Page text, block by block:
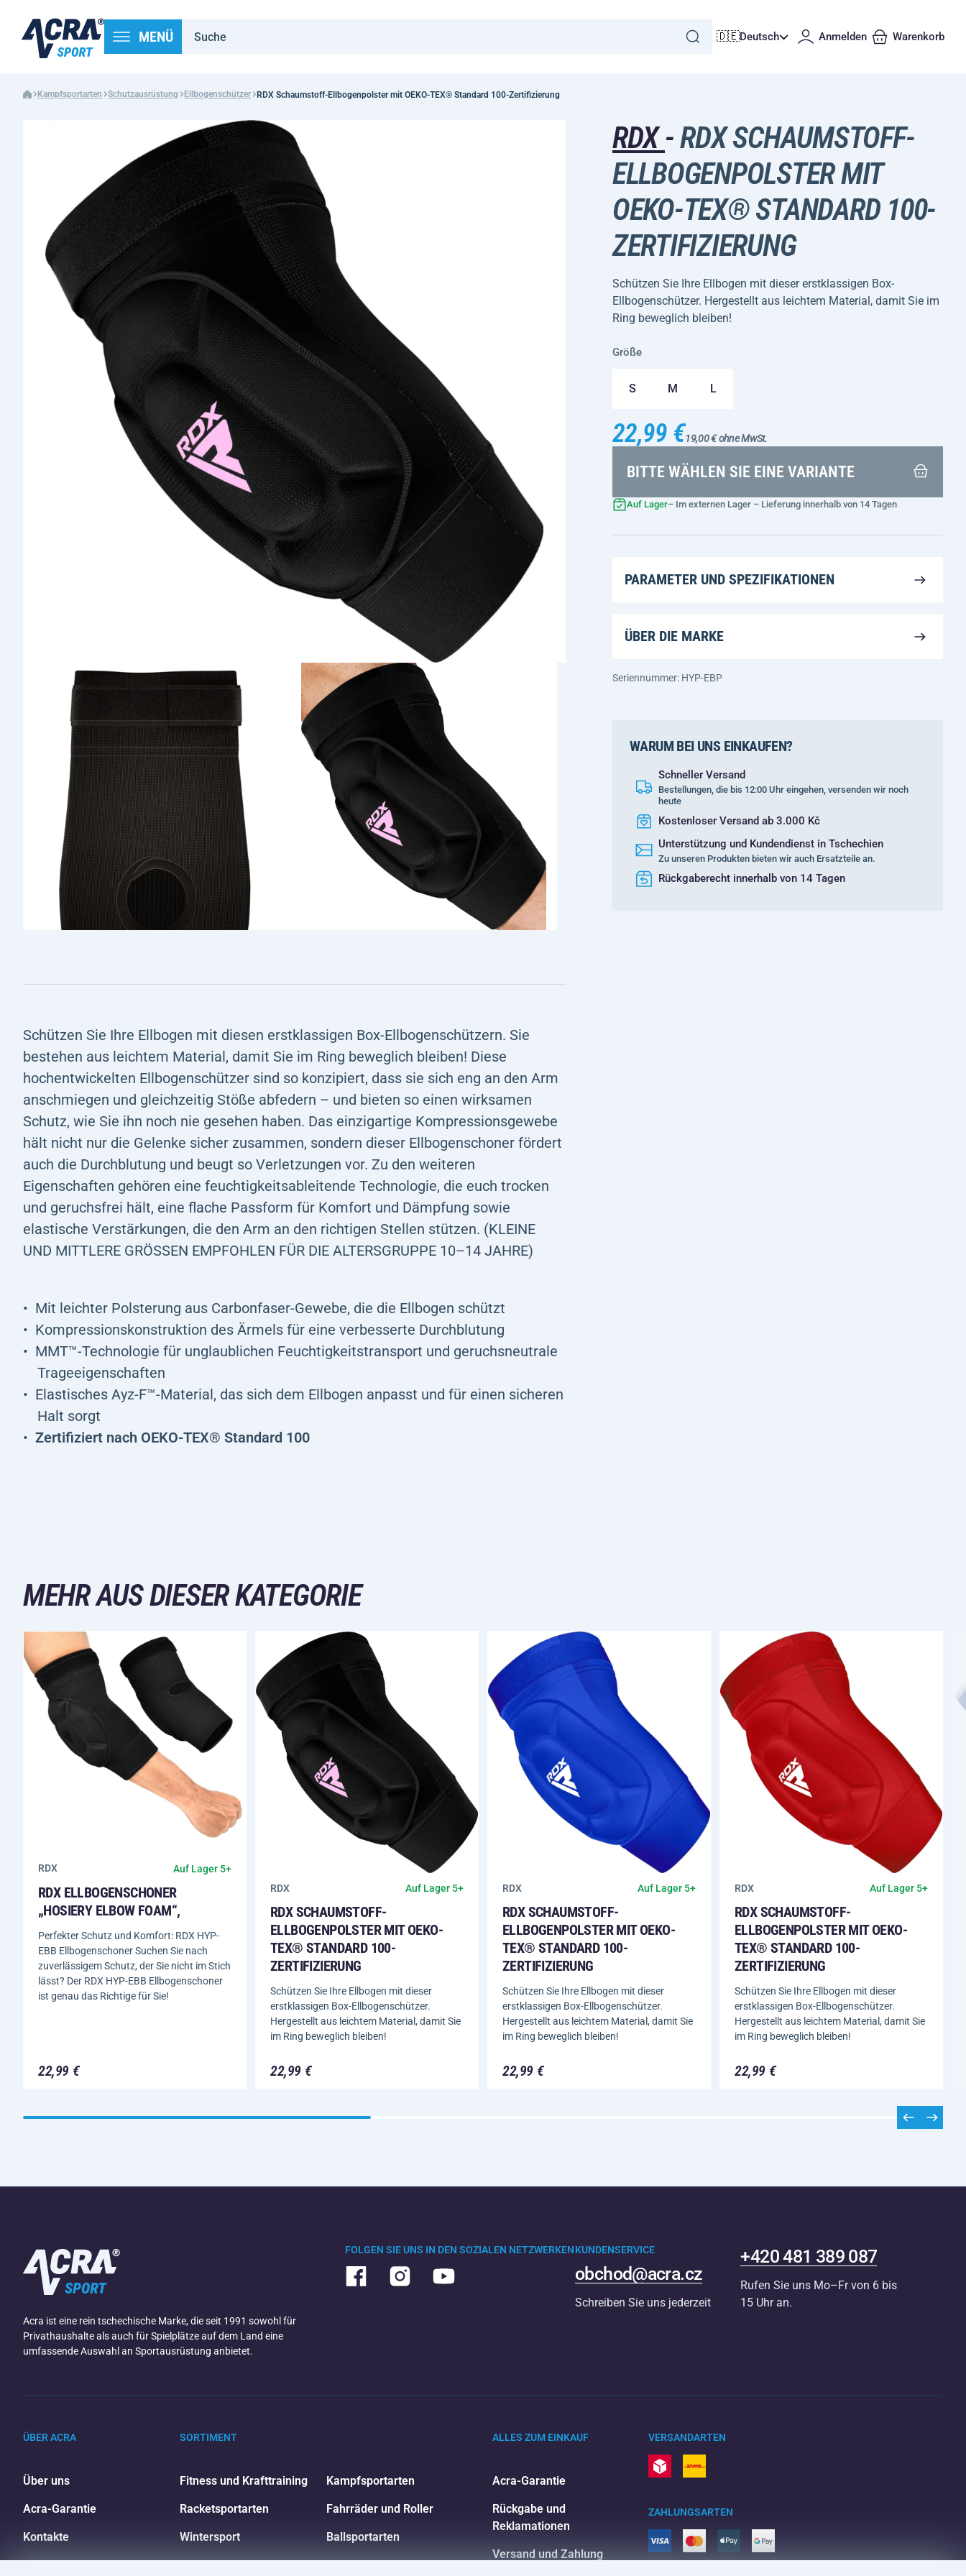
MENÜ 🇩🇪Deutsch Anmelden Warenkorb
Kampfsportarten Schutzausrüstung Ellbogenschützer RDX Schaumstoff-Ellbogenpolster mit OEKO-TEX® Standard 100-Zertifizierung
RDX-RDX SCHAUMSTOFF-
ELLBOGENPOLSTER MIT
OEKO-TEX® STANDARD 100-
ZERTIFIZIERUNG
Schützen Sie Ihre Ellbogen mit dieser erstklassigen Box-
Ellbogenschützer. Hergestellt aus leichtem Material, damit Sie im
Ring beweglich bleiben!
Größe
S M L
22,99 €19,00 € ohne MwSt.
BITTE WÄHLEN SIE EINE VARIANTE
Auf Lager– Im externen Lager – Lieferung innerhalb von 14 Tagen
PARAMETER UND SPEZIFIKATIONEN
ÜBER DIE MARKE
Seriennummer: HYP-EBP
WARUM BEI UNS EINKAUFEN?
Schneller Versand
Bestellungen, die bis 12:00 Uhr eingehen, versenden wir noch
heute
Kostenloser Versand ab 3.000 Kč
Unterstützung und Kundendienst in Tschechien
Zu unseren Produkten bieten wir auch Ersatzteile an.
Rückgaberecht innerhalb von 14 Tagen
Schützen Sie Ihre Ellbogen mit diesen erstklassigen Box-Ellbogenschützern. Sie
bestehen aus leichtem Material, damit Sie im Ring beweglich bleiben! Diese
hochentwickelten Ellbogenschützer sind so konzipiert, dass sie sich eng an den Arm
anschmiegen und gleichzeitig Stöße abfedern – und bieten so einen wirksamen
Schutz, wie Sie ihn noch nie gesehen haben. Das einzigartige Kompressionsgewebe
hält nicht nur die Gelenke sicher zusammen, sondern dieser Ellbogenschoner fördert
auch die Durchblutung und beugt so Verletzungen vor. Zu den weiteren
Eigenschaften gehören eine feuchtigkeitsableitende Technologie, die euch trocken
und geruchsfrei hält, eine flache Passform für Komfort und Dämpfung sowie
elastische Verstärkungen, die den Arm an den richtigen Stellen stützen. (KLEINE
UND MITTLERE GRÖSSEN EMPFOHLEN FÜR DIE ALTERSGRUPPE 10–14 JAHRE)
Mit leichter Polsterung aus Carbonfaser-Gewebe, die die Ellbogen schützt
Kompressionskonstruktion des Ärmels für eine verbesserte Durchblutung
MMT™-Technologie für unglaublichen Feuchtigkeitstransport und geruchsneutrale
Trageeigenschaften
Elastisches Ayz-F™-Material, das sich dem Ellbogen anpasst und für einen sicheren
Halt sorgt
Zertifiziert nach OEKO-TEX® Standard 100
MEHR AUS DIESER KATEGORIE
RDX Auf Lager 5+
RDX ELLBOGENSCHONER
„HOSIERY ELBOW FOAM“,
Perfekter Schutz und Komfort: RDX HYP-
EBB Ellbogenschoner Suchen Sie nach
zuverlässigem Schutz, der Sie nicht im Stich
lässt? Der RDX HYP-EBB Ellbogenschoner
ist genau das Richtige für Sie!
22,99 €
RDX Auf Lager 5+
RDX SCHAUMSTOFF-
ELLBOGENPOLSTER MIT OEKO-
TEX® STANDARD 100-
ZERTIFIZIERUNG
Schützen Sie Ihre Ellbogen mit dieser
erstklassigen Box-Ellbogenschützer.
Hergestellt aus leichtem Material, damit Sie
im Ring beweglich bleiben!
22,99 €
RDX Auf Lager 5+
RDX SCHAUMSTOFF-
ELLBOGENPOLSTER MIT OEKO-
TEX® STANDARD 100-
ZERTIFIZIERUNG
Schützen Sie Ihre Ellbogen mit dieser
erstklassigen Box-Ellbogenschützer.
Hergestellt aus leichtem Material, damit Sie
im Ring beweglich bleiben!
22,99 €
RDX Auf Lager 5+
RDX SCHAUMSTOFF-
ELLBOGENPOLSTER MIT OEKO-
TEX® STANDARD 100-
ZERTIFIZIERUNG
Schützen Sie Ihre Ellbogen mit dieser
erstklassigen Box-Ellbogenschützer.
Hergestellt aus leichtem Material, damit Sie
im Ring beweglich bleiben!
22,99 €
Acra ist eine rein tschechische Marke, die seit 1991 sowohl für
Privathaushalte als auch für Spielplätze auf dem Land eine
umfassende Auswahl an Sportausrüstung anbietet.
FOLGEN SIE UNS IN DEN SOZIALEN NETZWERKENKUNDENSERVICE
obchod@acra.cz
Schreiben Sie uns jederzeit
+420 481 389 087
Rufen Sie uns Mo–Fr von 6 bis
15 Uhr an.
ÜBER ACRA
Über uns
Acra-Garantie
Kontakte
Großhandel
SORTIMENT
Fitness und Krafttraining
Racketsportarten
Wintersport
Freizeit und Unterhaltung
Kampfsportarten
Fahrräder und Roller
Ballsportarten
Wassersport
ALLES ZUM EINKAUF
Acra-Garantie
Rückgabe und
Reklamationen
Versand und Zahlung
VERSANDARTEN
ZAHLUNGSARTEN